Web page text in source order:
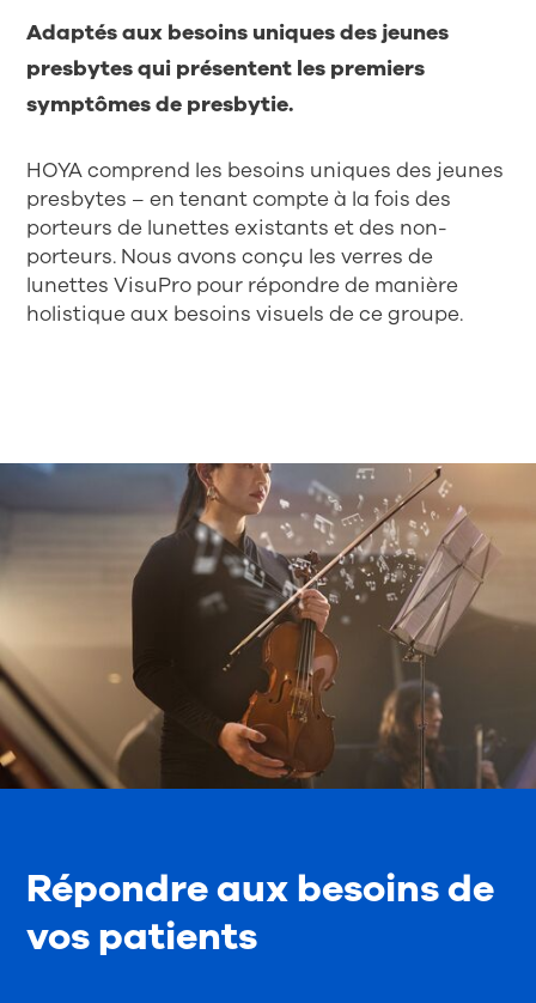
Adaptés aux besoins uniques des jeunes
presbytes qui présentent les premiers
symptômes de presbytie.
HOYA comprend les besoins uniques des jeunes
presbytes – en tenant compte à la fois des
porteurs de lunettes existants et des non-
porteurs. Nous avons conçu les verres de
lunettes VisuPro pour répondre de manière
holistique aux besoins visuels de ce groupe.
Répondre aux besoins de
vos patients